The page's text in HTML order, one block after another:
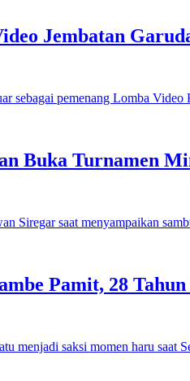
Jembatan
Buka Turnamen
Pamit, 28